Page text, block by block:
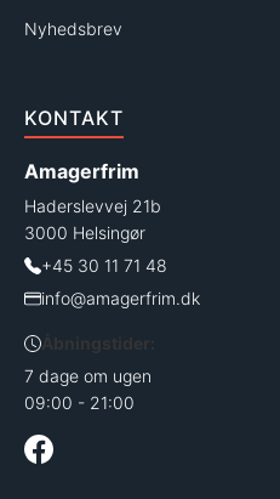
Nyhedsbrev
KONTAKT
Amagerfrim
Haderslevvej 21b
3000 Helsingør
+45 30 11 71 48
info@amagerfrim.dk
Åbningstider:
7 dage om ugen
09:00 - 21:00